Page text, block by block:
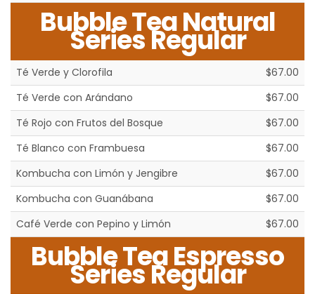
Bubble Tea Natural
Series Regular
Té Verde y Clorofila
$67.00
Té Verde con Arándano
$67.00
Té Rojo con Frutos del Bosque
$67.00
Té Blanco con Frambuesa
$67.00
Kombucha con Limón y Jengibre
$67.00
Kombucha con Guanábana
$67.00
Café Verde con Pepino y Limón
$67.00
Bubble Tea Espresso
Series Regular